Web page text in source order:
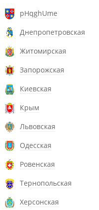
pHqghUme
Днепропетровская
Житомирская
Запорожская
Киевская
Крым
Львовская
Одесская
Ровенская
Тернопольская
Херсонская